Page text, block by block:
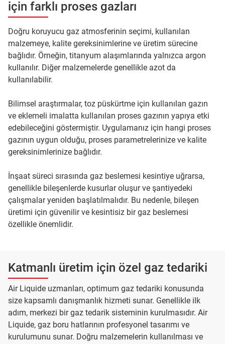
için farklı proses gazları
Doğru koruyucu gaz atmosferinin seçimi, kullanılan
malzemeye, kalite gereksinimlerine ve üretim sürecine
bağlıdır. Örneğin, titanyum alaşımlarında yalnızca argon
kullanılır. Diğer malzemelerde genellikle azot da
kullanılabilir.
Bilimsel araştırmalar, toz püskürtme için kullanılan gazın
ve eklemeli imalatta kullanılan proses gazının yapıya etki
edebileceğini göstermiştir. Uygulamanız için hangi proses
gazının uygun olduğu, proses parametrelerinize ve kalite
gereksinimlerinize bağlıdır.
İnşaat süreci sırasında gaz beslemesi kesintiye uğrarsa,
genellikle bileşenlerde kusurlar oluşur ve şantiyedeki
çalışmalar yeniden başlatılmalıdır. Bu nedenle, bileşen
üretimi için güvenilir ve kesintisiz bir gaz beslemesi
özellikle önemlidir.
Katmanlı üretim için özel gaz tedariki
Air Liquide uzmanları, optimum gaz tedariki konusunda
size kapsamlı danışmanlık hizmeti sunar. Genellikle ilk
adım, merkezi bir gaz tedarik sisteminin kurulmasıdır. Air
Liquide, gaz boru hatlarının profesyonel tasarımı ve
kurulumunu sunar. Doğru malzemelerin kullanılması ve